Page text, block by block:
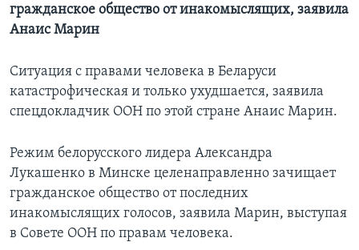
гражданское общество от инакомыслящих, заявила
Анаис Марин
Ситуация с правами человека в Беларуси
катастрофическая и только ухудшается, заявила
спецдокладчик ООН по этой стране Анаис Марин.
Режим белорусского лидера Александра
Лукашенко в Минске целенаправленно зачищает
гражданское общество от последних
инакомыслящих голосов, заявила Марин, выступая
в Совете ООН по правам человека.